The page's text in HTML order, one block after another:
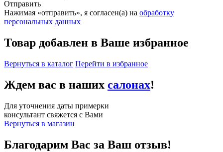
Отправить
Нажимая «отправить», я согласен(а) на обработку
персональных данных
Товар добавлен в Ваше избранное
Вернуться в каталог Перейти в избранное
Ждем вас в наших салонах!
Для уточнения даты примерки
консультант свяжется с Вами
Вернуться в магазин
Благодарим Вас за Ваш отзыв!